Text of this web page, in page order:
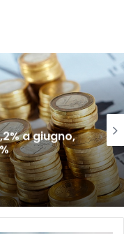
a giugno,